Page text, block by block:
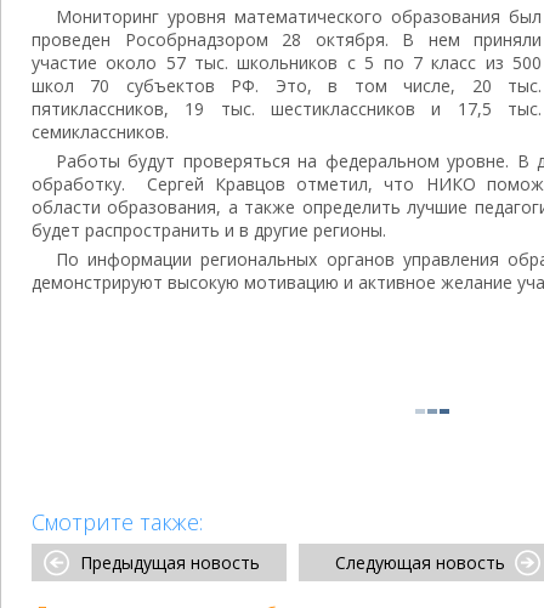
Мониторинг уровня математического образования был
проведен Рособрнадзором 28 октября. В нем приняли
участие около 57 тыс. школьников с 5 по 7 класс из 500
школ 70 субъектов РФ. Это, в том числе, 20 тыс.
пятиклассников, 19 тыс. шестиклассников и 17,5 тыс.
семиклассников.
Работы будут проверяться на федеральном уровне.
обработку. Сергей Кравцов отметил, что НИКО
области образования, а также определить лучшие
будет распространить и в другие регионы.
По информации региональных органов управления
демонстрируют высокую мотивацию и активное желание
Смотрите также:
Предыдущая новость Следующая новость